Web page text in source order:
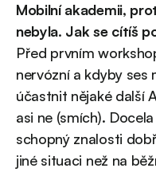
Mobilní akademii,
nebyla. Jak se cítíš
Před prvním
nervózní a kdyby ses
účastnit nějaké další
asi ne (smích).
schopný znalosti
jiné situaci než na